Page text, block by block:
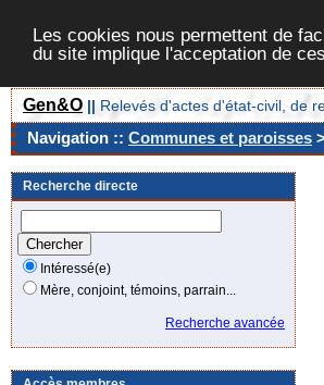
Les cookies nous permettent de
du site implique l'acceptation de
Gen&O || Relevés d'actes d'état-civil, de
Navigation :: Communes et paroisses
Recherche directe
Intéressé(e)
Mère, conjoint, témoins, parrain...
Recherche avancée